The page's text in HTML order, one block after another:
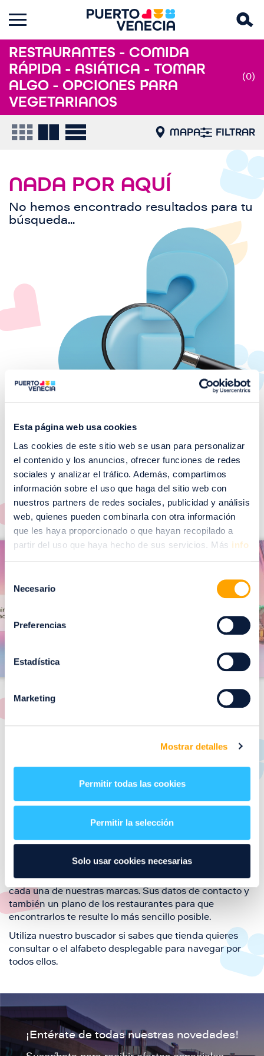
Esta página web usa cookies
Las cookies de este sitio web se usan para personalizar
el contenido y los anuncios, ofrecer funciones de redes
sociales y analizar el tráfico. Además, compartimos
información sobre el uso que haga del sitio web con
nuestros partners de redes sociales, publicidad y análisis
web, quienes pueden combinarla con otra información
que les haya proporcionado o que hayan recopilado a
partir del uso que haya hecho de sus servicios. Más info
Necesario
Preferencias
Estadística
Marketing
Mostrar detalles
Permitir todas las cookies
Permitir la selección
Solo usar cookies necesarias
RESTAURANTES - COMIDA
RÁPIDA - ASIÁTICA - TOMAR
ALGO - OPCIONES PARA
VEGETARIANOS
(0)
MAPA FILTRAR
NADA POR AQUÍ
No hemos encontrado resultados para tu
búsqueda...
¡No te pierdas nuestros
EVENTOS!
Ver todos >
g
n
I
a
g
restaurantes de Puerto Venecia. Descubre las mejores
restaurantes de la ciudad de Zaragoza y disfruta
tu visita.
El este directorio de restaurantes de Puerto Venecia
podrás encontrar toda la información necesaria de
cada una de nuestras marcas. Sus datos de contacto y
también un plano de los restaurantes para que
encontrarlos te resulte lo más sencillo posible.
Utiliza nuestro buscador si sabes que tienda quieres
consultar o el alfabeto desplegable para navegar por
todos ellos.
¡Entérate de todas nuestras novedades!